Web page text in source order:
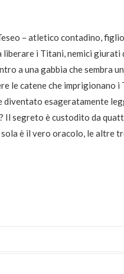
– atletico contadino, figlio
i Titani, nemici giurati
a una gabbia che sembra un
le catene che imprigionano i
esageratamente
Il segreto è custodito da
è il vero oracolo, le altre